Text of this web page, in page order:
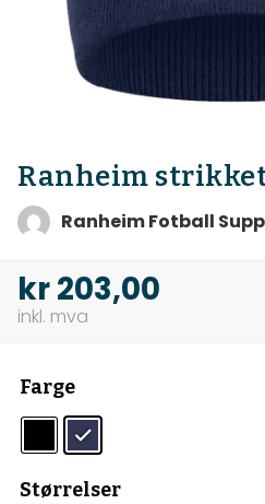
Ranheim
Ranheim Fotball
kr203,00
Farge
Størrelser